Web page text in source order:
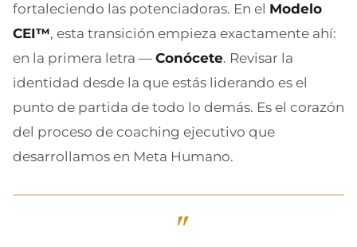
fortaleciendo las potenciadoras. En el Modelo
CEI™, esta transición empieza exactamente ahí:
en la primera letra — Conócete. Revisar la
identidad desde la que estás liderando es el
punto de partida de todo lo demás. Es el corazón
del proceso de coaching ejecutivo que
desarrollamos en Meta Humano.